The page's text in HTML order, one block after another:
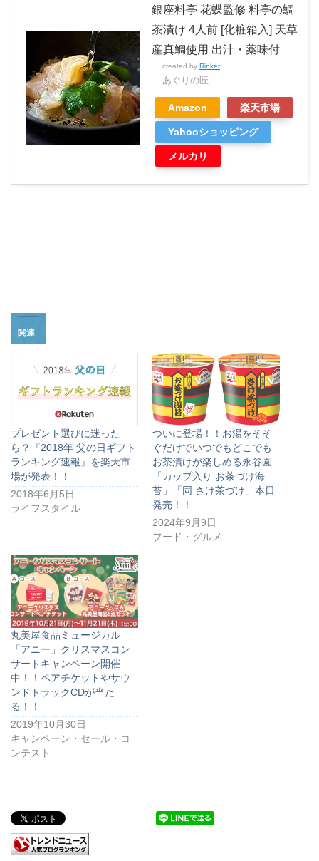
銀座料亭 花蝶監修 料亭の鯛
茶漬け 4人前 [化粧箱入] 天草
産真鯛使用 出汁・薬味付
created by Rinker
あぐりの匠
Amazon 楽天市場
Yahooショッピング
メルカリ
関連
プレゼント選びに迷った
ら？『2018年 父の日ギフト
ランキング速報』を楽天市
場が発表！！
2018年6月5日
ライフスタイル
ついに登場！！お湯をそそ
ぐだけでいつでもどこでも
お茶漬けが楽しめる永谷園
「カップ入り お茶づけ海
苔」「同 さけ茶づけ」本日
発売！！
2024年9月9日
フード・グルメ
丸美屋食品ミュージカル
「アニー」クリスマスコン
サートキャンペーン開催
中！！ペアチケットやサウ
ンドトラックCDが当た
る！！
2019年10月30日
キャンペーン・セール・コ
ンテスト